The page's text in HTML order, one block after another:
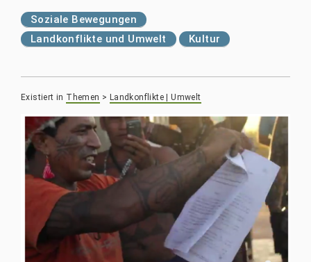
Soziale Bewegungen
Landkonflikte und Umwelt
Kultur
Existiert in Themen > Landkonflikte | Umwelt